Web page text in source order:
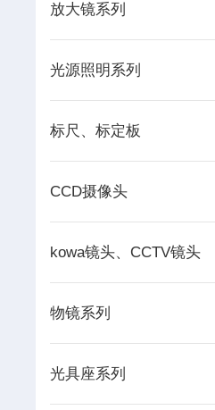
放大镜系列
光源照明系列
标尺、标定板
CCD摄像头
kowa镜头、CCTV镜头
物镜系列
光具座系列